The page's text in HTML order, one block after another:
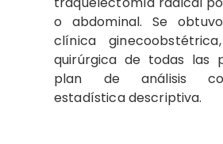
o abdominal. Se
clínica
quirúrgica de todas las
plan de análisis
estadística descriptiva.